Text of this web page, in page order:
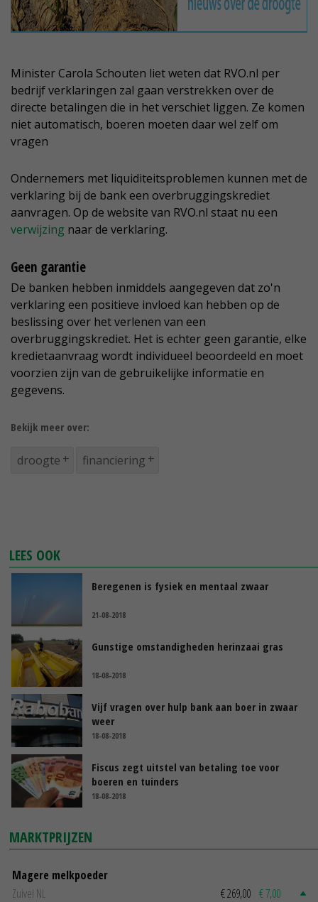
Minister Carola Schouten liet weten dat RVO.nl per
bedrijf verklaringen zal gaan verstrekken over de
directe betalingen die in het verschiet liggen. Ze komen
niet automatisch, boeren moeten daar wel zelf om
vragen
Ondernemers met liquiditeitsproblemen kunnen met de
verklaring bij de bank een overbruggingskrediet
aanvragen. Op de website van RVO.nl staat nu een
verwijzing naar de verklaring.
Geen garantie
De banken hebben inmiddels aangegeven dat zo'n
verklaring een positieve invloed kan hebben op de
beslissing over het verlenen van een
overbruggingskrediet. Het is echter geen garantie, elke
kredietaanvraag wordt individueel beoordeeld en moet
voorzien zijn van de gebruikelijke informatie en
gegevens.
Bekijk meer over:
droogte financiering
LEES OOK
Beregenen is fysiek en mentaal zwaar
21-08-2018
Gunstige omstandigheden herinzaai gras
18-08-2018
Vijf vragen over hulp bank aan boer in zwaar
weer
18-08-2018
Fiscus zegt uitstel van betaling toe voor
boeren en tuinders
18-08-2018
MARKTPRIJZEN
Magere melkpoeder
Zuivel NL
€ 269,00 € 7,00